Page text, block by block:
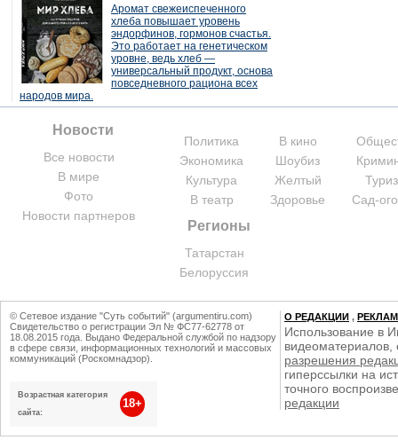
Аромат свежеиспеченного
хлеба повышает уровень
эндорфинов, гормонов счастья.
Это работает на генетическом
уровне, ведь хлеб —
универсальный продукт, основа
повседневного рациона всех
народов мира.
Новости
Все новости
В мире
Фото
Новости партнеров
Политика
Экономика
Культура
В театр
В кино
Шоубиз
Желтый
Здоровье
Сад-
Регионы
Татарстан
Белоруссия
© Сетевое издание "Суть событий" (argumentiru.com)
Свидетельство о регистрации Эл № ФС77-62778 от
18.08.2015 года. Выдано Федеральной службой по надзору
в сфере связи, информационных технологий и массовых
коммуникаций (Роскомнадзор).
Возрастная категория
сайта:
18+
О РЕДАКЦИИ ,
Использование в
видеоматериалов,
разрешения
гиперссылки на
точного
редакции